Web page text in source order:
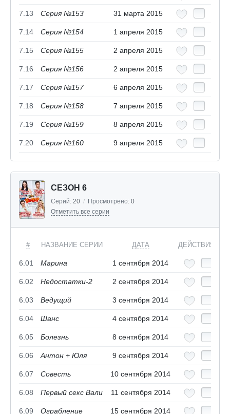
7.13 Серия №153 31 марта 2015
7.14 Серия №154 1 апреля 2015
7.15 Серия №155 2 апреля 2015
7.16 Серия №156 2 апреля 2015
7.17 Серия №157 6 апреля 2015
7.18 Серия №158 7 апреля 2015
7.19 Серия №159 8 апреля 2015
7.20 Серия №160 9 апреля 2015
СЕЗОН 6
Серий: 20 / Просмотрено: 0
Отметить все серии
# НАЗВАНИЕ СЕРИИ ДАТА ДЕЙСТВИЯ
6.01 Марина 1 сентября 2014
6.02 Недостатки-2 2 сентября 2014
6.03 Ведущий 3 сентября 2014
6.04 Шанс 4 сентября 2014
6.05 Болезнь 8 сентября 2014
6.06 Антон + Юля 9 сентября 2014
6.07 Совесть 10 сентября 2014
6.08 Первый секс Вали 11 сентября 2014
6.09 Ограбление 15 сентября 2014